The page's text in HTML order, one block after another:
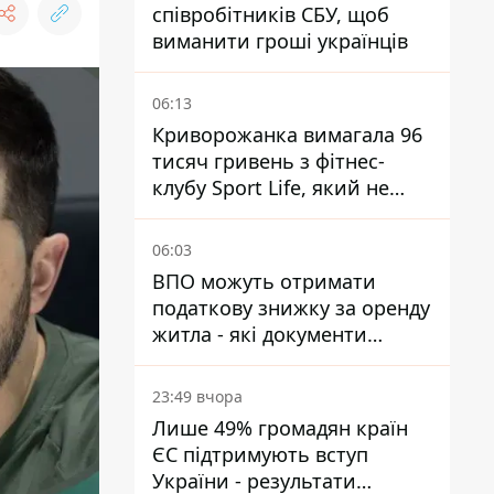
співробітників СБУ, щоб
виманити гроші українців
06:13
Криворожанка вимагала 96
тисяч гривень з фітнес-
клубу Sport Life, який не
пускав її до басейну без
медичної довідки - рішення
06:03
ВПО можуть отримати
податкову знижку за оренду
житла - які документи
подати
23:49 вчора
Лише 49% громадян країн
ЄС підтримують вступ
України - результати